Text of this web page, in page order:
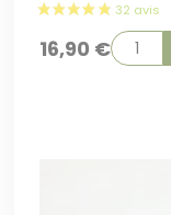
16,90 €